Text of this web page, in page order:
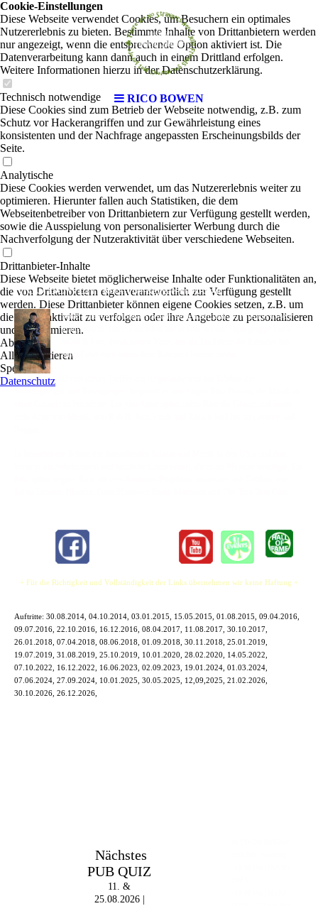
RICO BOWEN
RICO BOWEN Rock-Pop-Reggae-Funk-Soul
Multi-Talent Rico Bowen begann seine Laufbahn als Musiker in sehr
jungem Alter. Bereits als Kind traf er sich mit der Supergruppe Earth
einer Fahrt nach einem ihrer Konzerte kennen lernte.
+ Für die Richtigkeit und Vollständigkeit der Links übernehmen wir keine Haftung +
Auftritte: 30.08.2014, 04.10.2014, 03.01.2015, 15.05.2015, 01.08.2015, 09.04.2016,
09.07.2016, 22.10.2016, 16.12.2016, 08.04.2017, 11.08.2017, 30.10.2017,
26.01.2018, 07.04.2018, 08.06.2018, 01.09.2018, 30.11.2018, 25.01.2019,
19.07.2019, 31.08.2019, 25.10.2019, 10.01.2020, 28.02.2020, 14.05.2022,
07.10.2022, 16.12.2022, 16.06.2023, 02.09.2023, 19.01.2024, 01.03.2024,
07.06.2024, 27.09.2024, 10.01.2025, 30.05.2025, 12,09,2025, 21.02.2026,
30.10.2026, 26.12.2026,
Nächstes
PUB QUIZ
11. &
25.08.2026 |
Cookie-Einstellungen
Diese Webseite verwendet Cookies, um Besuchern ein optimales
Nutzererlebnis zu bieten. Bestimmte Inhalte von Drittanbietern werden
nur angezeigt, wenn die entsprechende Option aktiviert ist. Die
Datenverarbeitung kann dann auch in einem Drittland erfolgen.
Weitere Informationen hierzu in der Datenschutzerklärung.
Technisch notwendige
Diese Cookies sind zum Betrieb der Webseite notwendig, z.B. zum
Schutz vor Hackerangriffen und zur Gewährleistung eines
konsistenten und der Nachfrage angepassten Erscheinungsbilds der
Seite.
Analytische
Diese Cookies werden verwendet, um das Nutzererlebnis weiter zu
optimieren. Hierunter fallen auch Statistiken, die dem
Webseitenbetreiber von Drittanbietern zur Verfügung gestellt werden,
sowie die Ausspielung von personalisierter Werbung durch die
Nachverfolgung der Nutzeraktivität über verschiedene Webseiten.
Drittanbieter-Inhalte
Diese Webseite bietet möglicherweise Inhalte oder Funktionalitäten an,
die von Drittanbietern eigenverantwortlich zur Verfügung gestellt
werden. Diese Drittanbieter können eigene Cookies setzen, z.B. um
die Nutzeraktivität zu verfolgen oder ihre Angebote zu personalisieren
und zu optimieren.
Ablehnen
Alle akzeptieren
Speichern
Datenschutz